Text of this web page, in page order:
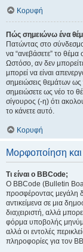
Κορυφή
Πώς σημειώνω ένα
Πατώντας στο
να “ανεβάσετε” το
Ωστόσο, αν δεν
μπορεί να είναι
σημειώσεις θεμάτων ως
σημειώσετε ως νέο το
σίγουρος (-η) ότι
το κάνετε αυτό.
Κορυφή
Μορφοποίηση
Τι είναι ο BBCode;
Ο BBCode (Bulletin
προσφέροντας μεγάλη
αντικείμενα σε μια
διαχειριστή, αλλά
φόρμα υποβολής
αλλά οι εντολές
πληροφορίες για τον